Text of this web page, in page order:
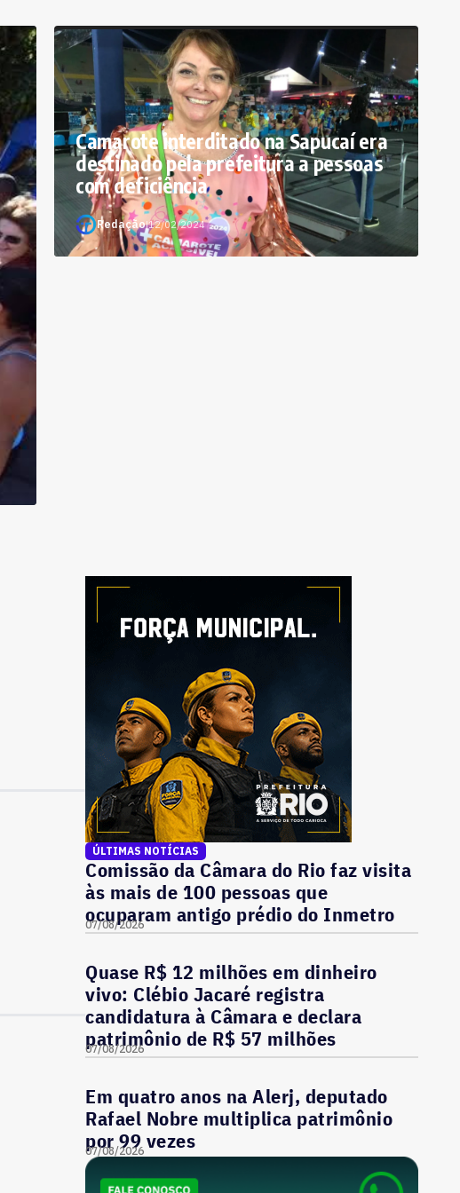
Camarote interditado na Sapucaí era
destinado pela prefeitura a pessoas
com deficiência
Redação|12/02/2024
ÚLTIMAS NOTÍCIAS
Comissão da Câmara do Rio faz visita
às mais de 100 pessoas que
ocuparam antigo prédio do Inmetro
07/08/2026
Quase R$ 12 milhões em dinheiro
vivo: Clébio Jacaré registra
candidatura à Câmara e declara
patrimônio de R$ 57 milhões
07/08/2026
Em quatro anos na Alerj, deputado
Rafael Nobre multiplica patrimônio
por 99 vezes
07/08/2026